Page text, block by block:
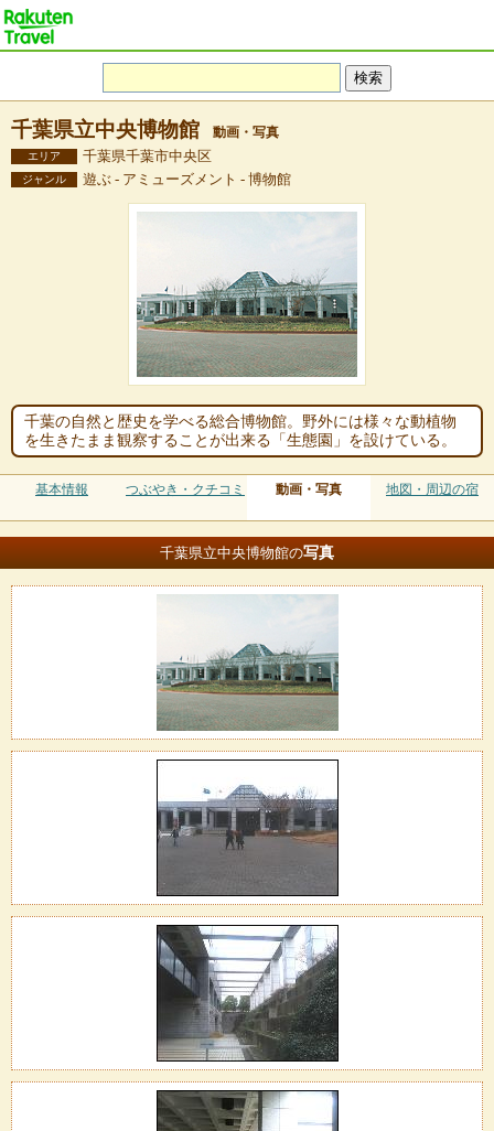
千葉県立中央博物館 動画・写真
エリア 千葉県千葉市中央区
ジャンル 遊ぶ - アミューズメント - 博物館
千葉の自然と歴史を学べる総合博物館。野外には様々な動植物
を生きたまま観察することが出来る「生態園」を設けている。
基本情報 つぶやき・クチコミ 動画・写真 地図・周辺の宿
千葉県立中央博物館の写真